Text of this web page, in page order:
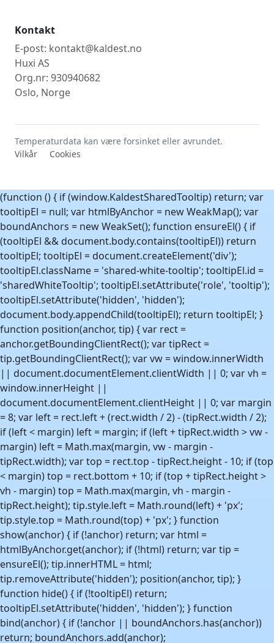
Kontakt
E-post: kontakt@kaldest.no
Huxi AS
Org.nr: 930940682
Oslo, Norge
Temperaturdata kan være forsinket eller avrundet.
Vilkår
Cookies
(function () { if (window.KaldestSharedTooltip) return; var
tooltipEl = null; var htmlByAnchor = new WeakMap(); var
boundAnchors = new WeakSet(); function ensureEl() { if
(tooltipEl && document.body.contains(tooltipEl)) return
tooltipEl; tooltipEl = document.createElement('div');
tooltipEl.className = 'shared-white-tooltip'; tooltipEl.id =
'sharedWhiteTooltip'; tooltipEl.setAttribute('role', 'tooltip');
tooltipEl.setAttribute('hidden', 'hidden');
document.body.appendChild(tooltipEl); return tooltipEl; }
function position(anchor, tip) { var rect =
anchor.getBoundingClientRect(); var tipRect =
tip.getBoundingClientRect(); var vw = window.innerWidth
|| document.documentElement.clientWidth || 0; var vh =
window.innerHeight ||
document.documentElement.clientHeight || 0; var margin
= 8; var left = rect.left + (rect.width / 2) - (tipRect.width / 2);
if (left < margin) left = margin; if (left + tipRect.width > vw -
margin) left = Math.max(margin, vw - margin -
tipRect.width); var top = rect.top - tipRect.height - 10; if (top
< margin) top = rect.bottom + 10; if (top + tipRect.height >
vh - margin) top = Math.max(margin, vh - margin -
tipRect.height); tip.style.left = Math.round(left) + 'px';
tip.style.top = Math.round(top) + 'px'; } function
show(anchor) { if (!anchor) return; var html =
htmlByAnchor.get(anchor); if (!html) return; var tip =
ensureEl(); tip.innerHTML = html;
tip.removeAttribute('hidden'); position(anchor, tip); }
function hide() { if (!tooltipEl) return;
tooltipEl.setAttribute('hidden', 'hidden'); } function
bind(anchor) { if (!anchor || boundAnchors.has(anchor))
return; boundAnchors.add(anchor);